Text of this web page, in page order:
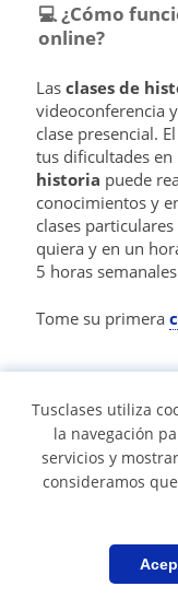
Guardar
💻 ¿Cómo
online?
Las clases de
videoconferencia
clase presencial.
tus dificultades
historia puede
conocimientos y
clases
quiera y en un
5 horas
Tome su primera
niños?
En esta página
de historia para
ya que la
los estudiantes
paso es ver las
Tusclases utiliza
la navegación
servicios y
consideramos